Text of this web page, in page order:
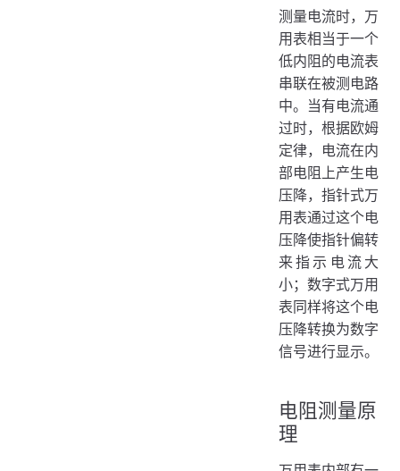
测量电流时，万
用表相当于一个
低内阻的电流表
串联在被测电路
中。当有电流通
过时，根据欧姆
定律，电流在内
部电阻上产生电
压降，指针式万
用表通过这个电
压降使指针偏转
来指示电流大
小；数字式万用
表同样将这个电
压降转换为数字
信号进行显示。
电阻测量原
理